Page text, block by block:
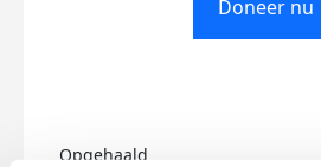
Doneer nu
Opgehaald